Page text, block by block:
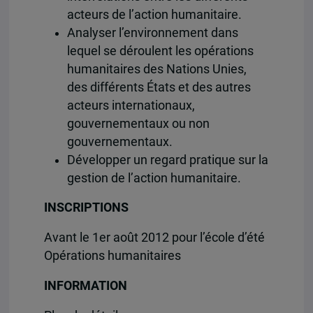
acteurs de l’action humanitaire.
Analyser l’environnement dans
lequel se déroulent les opérations
humanitaires des Nations Unies,
des différents États et des autres
acteurs internationaux,
gouvernementaux ou non
gouvernementaux.
Développer un regard pratique sur la
gestion de l’action humanitaire.
INSCRIPTIONS
Avant le 1er août 2012 pour l’école d’été
Opérations humanitaires
INFORMATION